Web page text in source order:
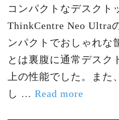
コンパクトなデスクト
ThinkCentre Neo Ultra
ンパクトでおしゃれな
とは裏腹に通常デスク
上の性能でした。また
し … Read more